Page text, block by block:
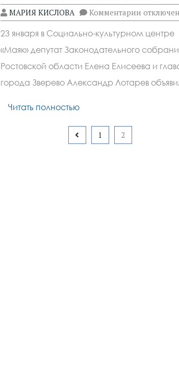
МАРИЯ КИСЛОВА Комментарии к
записи
Зверево
стартовал
Год
23 января в Социально-культурном центре
«Маяк» депутат Законодательного
Ростовской области Елена Елисеева и
города Зверево Александр Лотарев
Читать полностью
1 2